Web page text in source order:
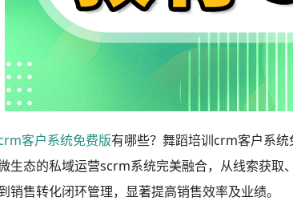
客户系统免费版有哪些？舞蹈培训crm客户系
生态的私域运营scrm系统完美融合，从线索获
销售转化闭环管理，显著提高销售效率及业绩。